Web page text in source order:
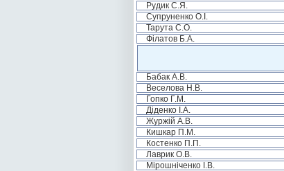
Рудик С.Я.
Супруненко О.І.
Тарута С.О.
Філатов Б.А.
Бабак А.В.
Веселова Н.В.
Гопко Г.М.
Діденко І.А.
Журжій А.В.
Кишкар П.М.
Костенко П.П.
Лаврик О.В.
Мірошніченко І.В.